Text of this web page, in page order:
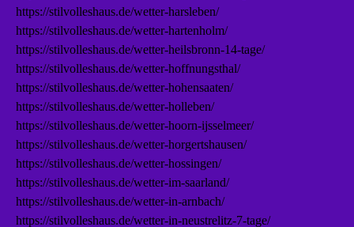
https://stilvolleshaus.de/wetter-harsleben/
https://stilvolleshaus.de/wetter-hartenholm/
https://stilvolleshaus.de/wetter-heilsbronn-14-tage/
https://stilvolleshaus.de/wetter-hoffnungsthal/
https://stilvolleshaus.de/wetter-hohensaaten/
https://stilvolleshaus.de/wetter-holleben/
https://stilvolleshaus.de/wetter-hoorn-ijsselmeer/
https://stilvolleshaus.de/wetter-horgertshausen/
https://stilvolleshaus.de/wetter-hossingen/
https://stilvolleshaus.de/wetter-im-saarland/
https://stilvolleshaus.de/wetter-in-arnbach/
https://stilvolleshaus.de/wetter-in-neustrelitz-7-tage/